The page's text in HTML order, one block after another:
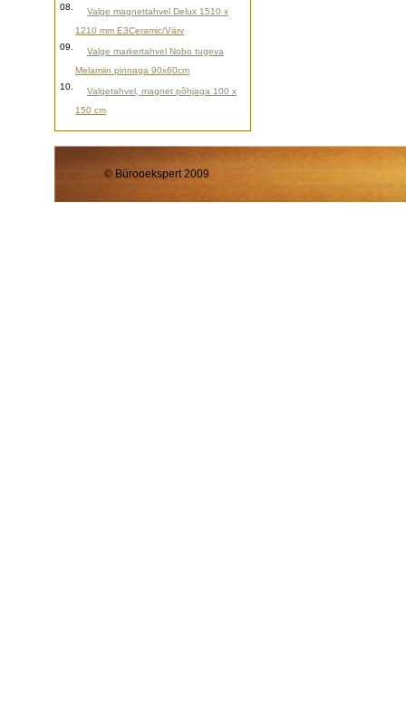
08.
Valge magnettahvel Delux 1510 x
1210 mm E3Ceramic/Värv
09.
Valge markertahvel Nobo tugeva
Melamiin pinnaga 90x60cm
10.
Valgetahvel, magnet põhjaga 100 x
150 cm
© Bürooekspert 2009